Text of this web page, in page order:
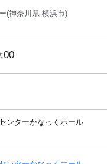
(神奈川県 横浜市)
ンターかなっくホール